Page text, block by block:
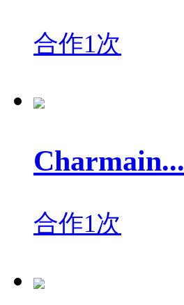
合作1次
Charmain...
合作1次